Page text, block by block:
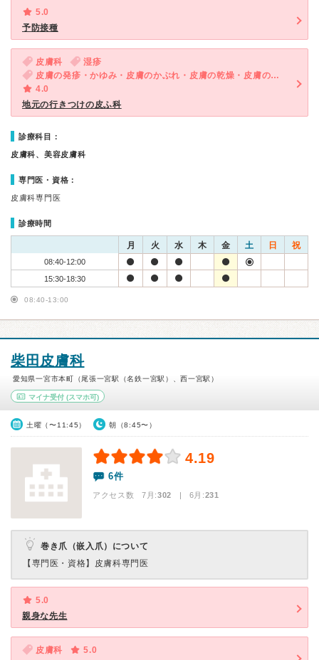
5.0
予防接種
皮膚科
湿疹
皮膚の発疹・かゆみ・皮膚のかぶれ・皮膚の乾燥・皮膚のできもの・手荒れ
4.0
地元の行きつけの皮ふ科
診療科目：
皮膚科、美容皮膚科
専門医・資格：
皮膚科専門医
診療時間
月 火 水 木 金 土 日 祝
08:40-12:00
15:30-18:30
08:40-13:00
柴田皮膚科
愛知県一宮市本町（尾張一宮駅（名鉄一宮駅）、西一宮駅）
マイナ受付 (スマホ可)
土曜（〜11:45） 朝（8:45〜）
4.19
6件
アクセス数 7月:302 | 6月:231
巻き爪（嵌入爪）について
【専門医・資格】 皮膚科専門医
5.0
親身な先生
皮膚科
5.0